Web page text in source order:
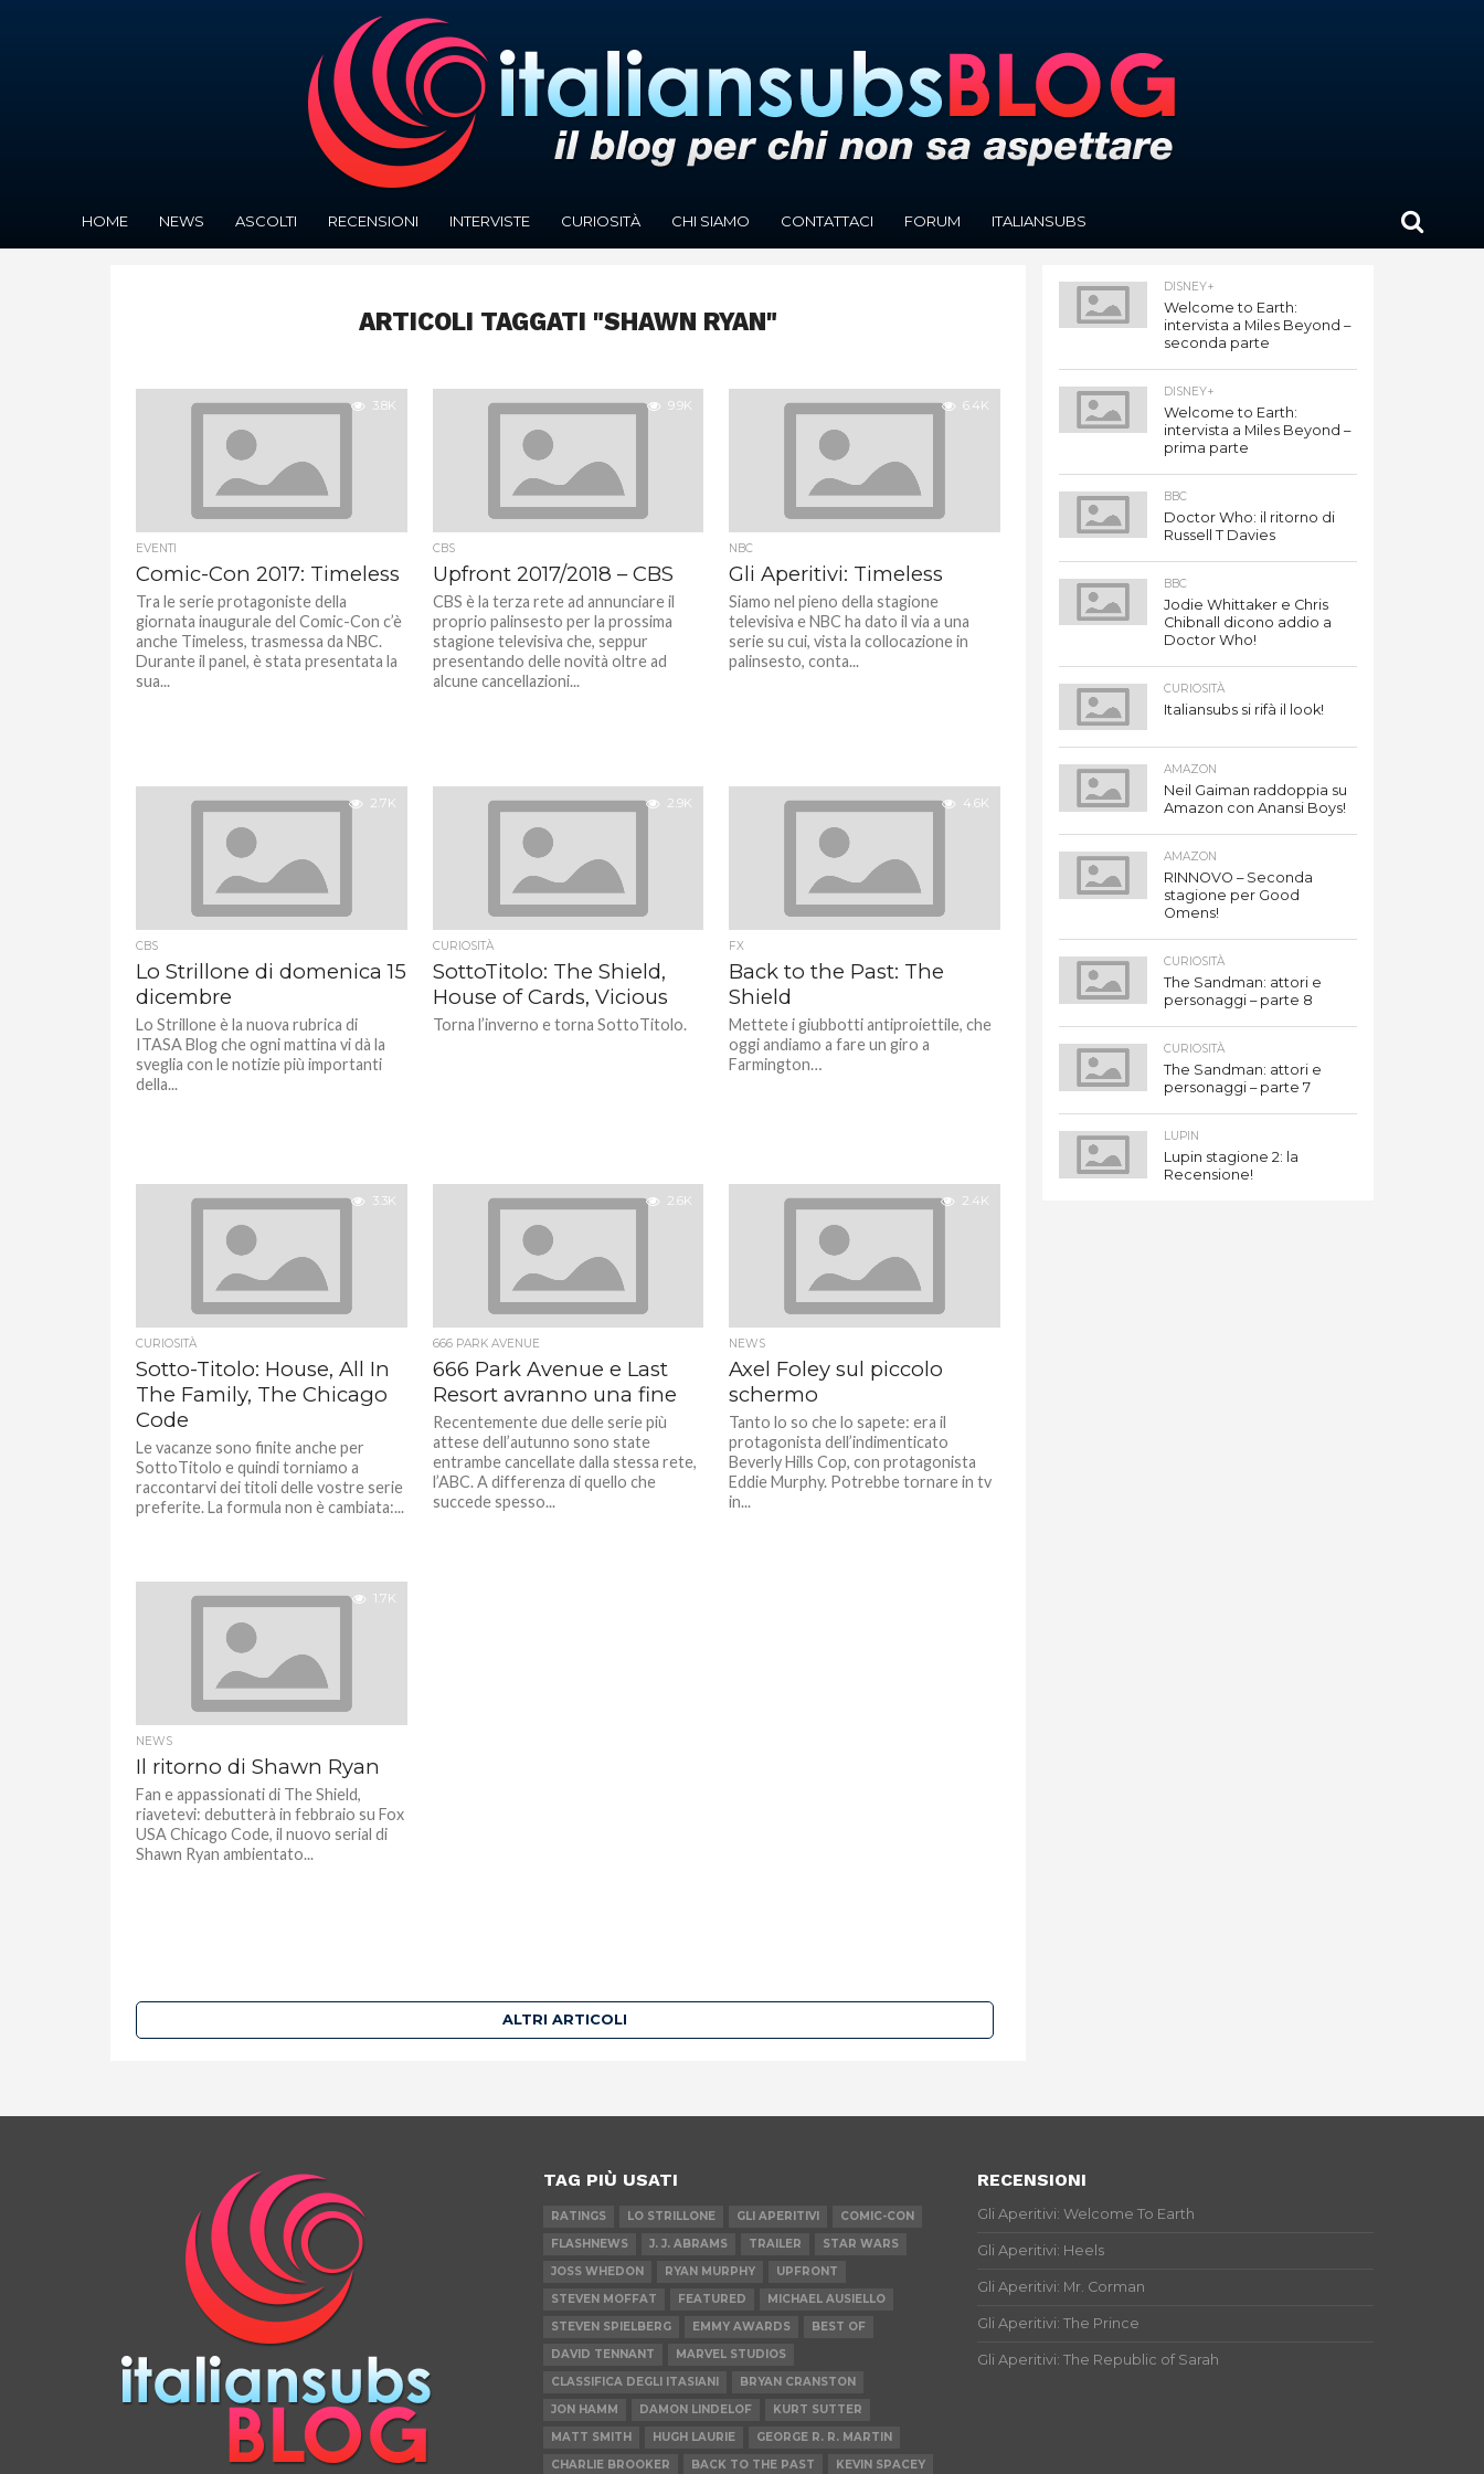
HOME NEWS ASCOLTI RECENSIONI INTERVISTE CURIOSITÀ CHI SIAMO CONTATTACI FORUM ITALIANSUBS
ARTICOLI TAGGATI "SHAWN RYAN"
3.8K
EVENTI
Comic-Con 2017: Timeless
Tra le serie protagoniste della
giornata inaugurale del Comic-Con c’è
anche Timeless, trasmessa da NBC.
Durante il panel, è stata presentata la
sua...
9.9K
CBS
Upfront 2017/2018 – CBS
CBS è la terza rete ad annunciare il
proprio palinsesto per la prossima
stagione televisiva che, seppur
presentando delle novità oltre ad
alcune cancellazioni...
6.4K
NBC
Gli Aperitivi: Timeless
Siamo nel pieno della stagione
televisiva e NBC ha dato il via a una
serie su cui, vista la collocazione in
palinsesto, conta...
2.7K
CBS
Lo Strillone di domenica 15
dicembre
Lo Strillone è la nuova rubrica di
ITASA Blog che ogni mattina vi dà la
sveglia con le notizie più importanti
della...
2.9K
CURIOSITÀ
SottoTitolo: The Shield,
House of Cards, Vicious
Torna l’inverno e torna SottoTitolo.
4.6K
FX
Back to the Past: The
Shield
Mettete i giubbotti antiproiettile, che
oggi andiamo a fare un giro a
Farmington…
3.3K
CURIOSITÀ
Sotto-Titolo: House, All In
The Family, The Chicago
Code
Le vacanze sono finite anche per
SottoTitolo e quindi torniamo a
raccontarvi dei titoli delle vostre serie
preferite. La formula non è cambiata:...
2.6K
666 PARK AVENUE
666 Park Avenue e Last
Resort avranno una fine
Recentemente due delle serie più
attese dell’autunno sono state
entrambe cancellate dalla stessa rete,
l’ABC. A differenza di quello che
succede spesso...
2.4K
NEWS
Axel Foley sul piccolo
schermo
Tanto lo so che lo sapete: era il
protagonista dell’indimenticato
Beverly Hills Cop, con protagonista
Eddie Murphy. Potrebbe tornare in tv
in...
1.7K
NEWS
Il ritorno di Shawn Ryan
Fan e appassionati di The Shield,
riavetevi: debutterà in febbraio su Fox
USA Chicago Code, il nuovo serial di
Shawn Ryan ambientato...
ALTRI ARTICOLI
DISNEY+
Welcome to Earth:
intervista a Miles Beyond –
seconda parte
DISNEY+
Welcome to Earth:
intervista a Miles Beyond –
prima parte
BBC
Doctor Who: il ritorno di
Russell T Davies
BBC
Jodie Whittaker e Chris
Chibnall dicono addio a
Doctor Who!
CURIOSITÀ
Italiansubs si rifà il look!
AMAZON
Neil Gaiman raddoppia su
Amazon con Anansi Boys!
AMAZON
RINNOVO – Seconda
stagione per Good
Omens!
CURIOSITÀ
The Sandman: attori e
personaggi – parte 8
CURIOSITÀ
The Sandman: attori e
personaggi – parte 7
LUPIN
Lupin stagione 2: la
Recensione!
TAG PIÙ USATI
RATINGS LO STRILLONE GLI APERITIVI
COMIC-CON
FLASHNEWS
J. J. ABRAMS TRAILER
STAR WARS
JOSS WHEDON
RYAN MURPHY
UPFRONT
STEVEN MOFFAT
FEATURED
MICHAEL AUSIELLO
STEVEN SPIELBERG
EMMY AWARDS
BEST OF
DAVID TENNANT
MARVEL STUDIOS
CLASSIFICA DEGLI ITASIANI
BRYAN CRANSTON
JON HAMM
DAMON LINDELOF
KURT SUTTER
MATT SMITH
HUGH LAURIE
GEORGE R. R. MARTIN
CHARLIE BROOKER
BACK TO THE PAST KEVIN SPACEY
RECENSIONI
Gli Aperitivi: Welcome To Earth
Gli Aperitivi: Heels
Gli Aperitivi: Mr. Corman
Gli Aperitivi: The Prince
Gli Aperitivi: The Republic of Sarah